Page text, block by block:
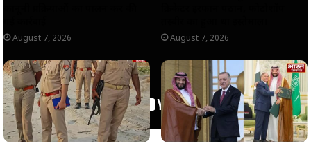
August 7, 2026 August 7, 2026